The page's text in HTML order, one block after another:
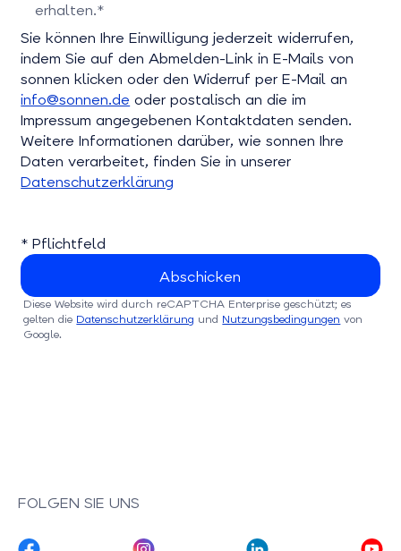
erhalten.*
Bitte bestätigen Sie dieses Feld
Sie können Ihre Einwilligung jederzeit widerrufen,
indem Sie auf den Abmelden-Link in E-Mails von
sonnen klicken oder den Widerruf per E-Mail an
info@sonnen.de oder postalisch an die im
Impressum angegebenen Kontaktdaten senden.
Weitere Informationen darüber, wie sonnen Ihre
Daten verarbeitet, finden Sie in unserer
Datenschutzerklärung
* Pflichtfeld
Diese Website wird durch reCAPTCHA Enterprise geschützt; es
gelten die Datenschutzerklärung und Nutzungsbedingungen von
Google.
FOLGEN SIE UNS